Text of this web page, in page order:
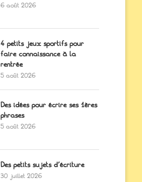
6 août 2026
4 petits jeux sportifs pour
faire connaissance à la
rentrée
5 août 2026
Des idées pour écrire ses 1ères
phrases
5 août 2026
Des petits sujets d’écriture
30 juillet 2026